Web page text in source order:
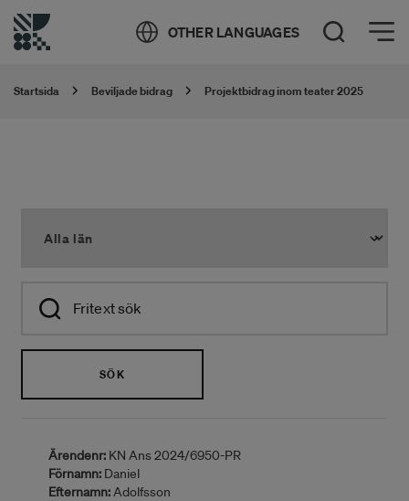
OTHER LANGUAGES Öppna sök
Öppna meny
Startsida Beviljade bidrag Projektbidrag inom teater 2025
SÖK
Ärendenr: KN Ans 2024/6950-PR
Förnamn: Daniel
Efternamn:Adolfsson